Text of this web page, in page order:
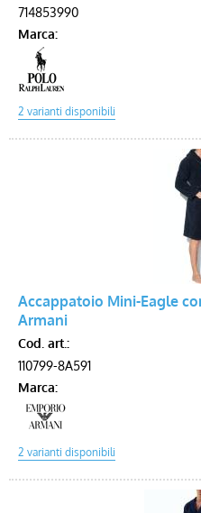
714853990
Marca:
Accappatoio Mini-Eagle
Armani
Cod. art.:
110799-8A591
Marca: